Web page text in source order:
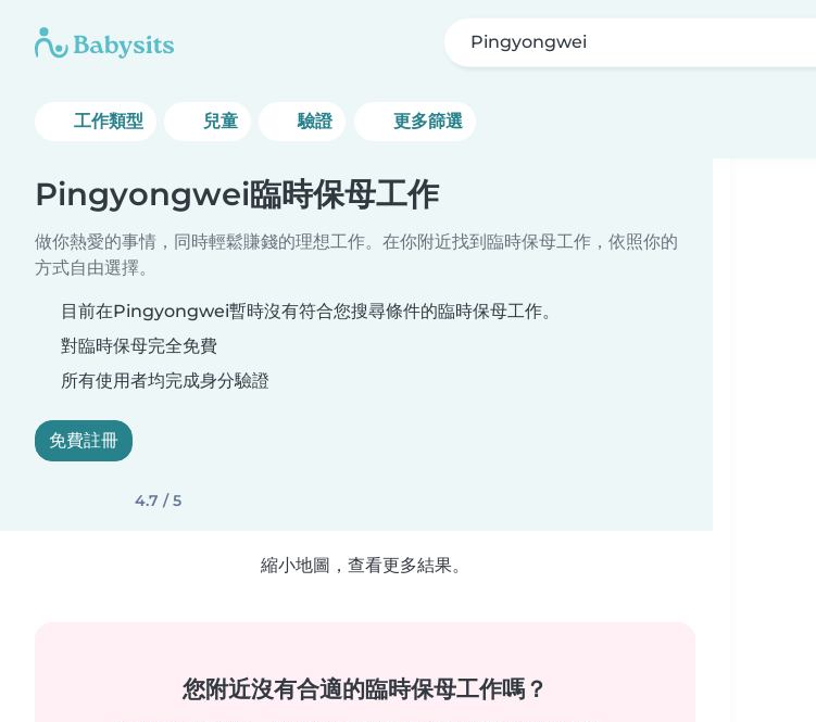
Pingyongwei
工作類型 兒童 驗證 更多篩選
Pingyongwei臨時保母工作
做你熱愛的事情，同時輕鬆賺錢的理想工作。在你附近找到臨時保母工作，依照你的
方式自由選擇。
目前在Pingyongwei暫時沒有符合您搜尋條件的臨時保母工作。
對臨時保母完全免費
所有使用者均完成身分驗證
免費註冊
4.7 / 5
縮小地圖，查看更多結果。
您附近沒有合適的臨時保母工作嗎？